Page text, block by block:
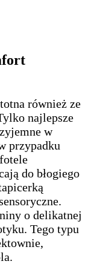
również ze
najlepsze
w
przypadku
do błogiego
o delikatnej
Tego typu